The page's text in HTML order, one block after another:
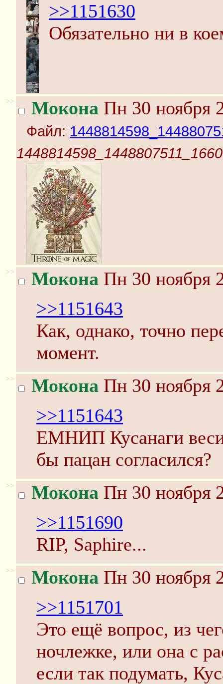
>>1151630
Обязательно ни в
>> Мокона Пн 30 ноября
Файл:
>> Мокона Пн 30 ноября
>>1151643
Как, однако, точно
момент.
>> Мокона Пн 30 ноября
>>1151643
ЕМНИП Кусанаги
бы пацан согласился?
>> Мокона Пн 30 ноября
>>1151690
RIP, Saphire...
>> Мокона Пн 30 ноября
>>1151701
Это ещё вопрос, из
ночлежке, или она с
если так подумать,